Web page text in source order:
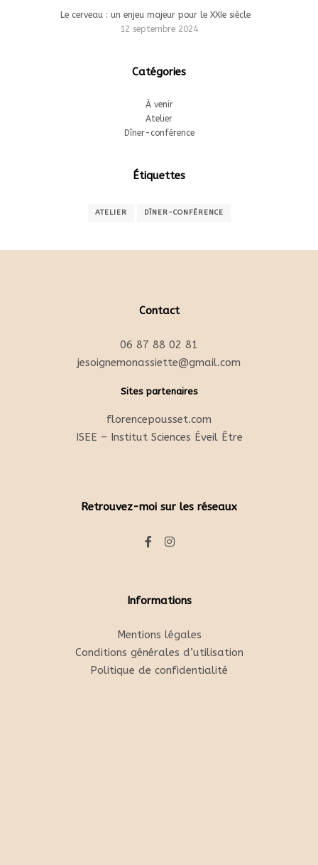
Le cerveau : un enjeu majeur pour le XXIe siècle
12 septembre 2024
Catégories
À venir
Atelier
Dîner-conférence
Étiquettes
ATELIER DÎNER-CONFÉRENCE
Contact
06 87 88 02 81
jesoignemonassiette@gmail.com
Sites partenaires
florencepousset.com
ISEE – Institut Sciences Éveil Être
Retrouvez-moi sur les réseaux
Informations
Mentions légales
Conditions générales d’utilisation
Politique de confidentialité